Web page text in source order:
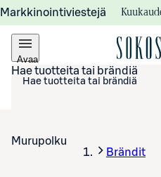
Markkinointiviestejä
Avaa
valikko
Hae tuotteita tai brändiä
Murupolku
Brändit